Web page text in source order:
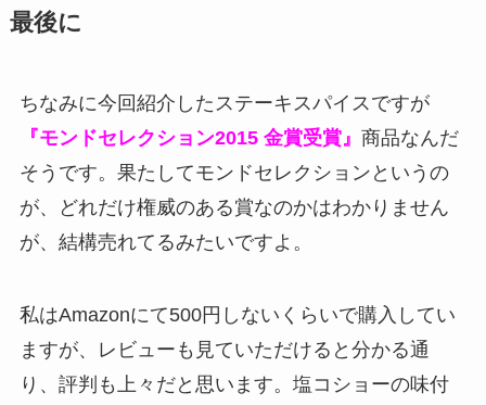
最後に
ちなみに今回紹介したステーキスパイスですが
『モンドセレクション2015 金賞受賞』 商品なんだ
そうです。果たしてモンドセレクションというの
が、どれだけ権威のある賞なのかはわかりません
が、結構売れてるみたいですよ。
私はAmazonにて500円しないくらいで購入してい
ますが、レビューも見ていただけると分かる通
り、評判も上々だと思います。塩コショーの味付